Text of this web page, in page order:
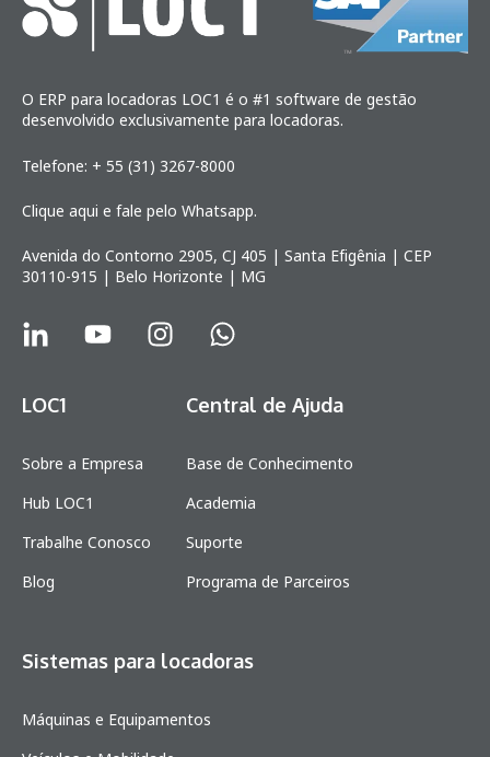
O ERP para locadoras LOC1 é o #1 software de gestão
desenvolvido exclusivamente para locadoras.
Telefone: + 55 (31) 3267-8000
Clique aqui e fale pelo Whatsapp.
Avenida do Contorno 2905, CJ 405 | Santa Efigênia | CEP
30110-915 | Belo Horizonte | MG
LOC1
Sobre a Empresa
Hub LOC1
Trabalhe Conosco
Blog
Central de Ajuda
Base de Conhecimento
Academia
Suporte
Programa de Parceiros
Sistemas para locadoras
Máquinas e Equipamentos